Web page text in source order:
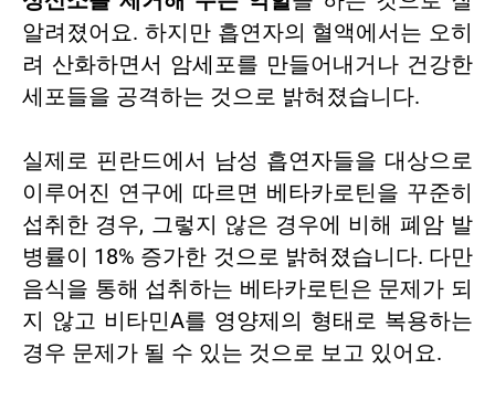
알려졌어요. 하지만 흡연자의 혈액에서는 오히
려 산화하면서 암세포를 만들어내거나 건강한
세포들을 공격하는 것으로 밝혀졌습니다.
실제로 핀란드에서 남성 흡연자들을 대상으로
이루어진 연구에 따르면 베타카로틴을 꾸준히
섭취한 경우, 그렇지 않은 경우에 비해 폐암 발
병률이 18% 증가한 것으로 밝혀졌습니다. 다만
음식을 통해 섭취하는 베타카로틴은 문제가 되
지 않고 비타민A를 영양제의 형태로 복용하는
경우 문제가 될 수 있는 것으로 보고 있어요.